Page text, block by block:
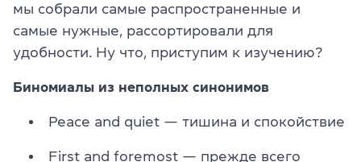
мы собрали самые распространенные и
самые нужные, рассортировали для
удобности. Ну что, приступим к изучению?
Биномиалы из неполных синонимов
Peace and quiet — тишина и спокойствие
First and foremost — прежде всего